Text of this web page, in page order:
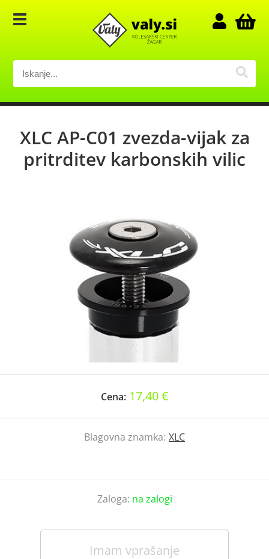
XLC AP-C01 zvezda-vijak za
pritrditev karbonskih vilic
Cena: 17,40 €
Blagovna znamka: XLC
Zaloga: na zalogi
Imam vprašanje